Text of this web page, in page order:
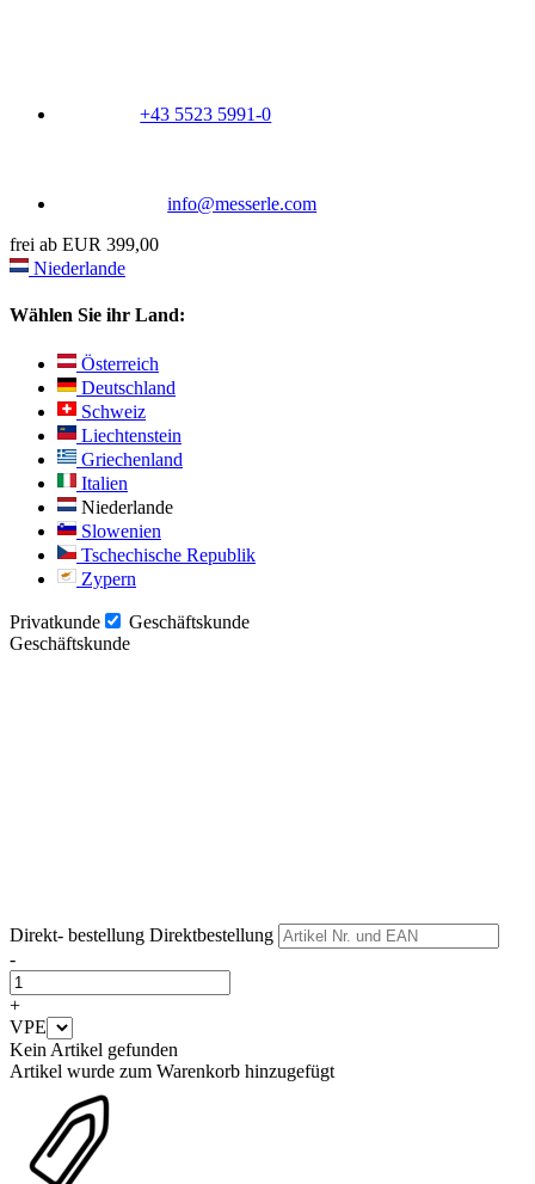
+43 5523 5991-0
info@messerle.com
frei ab EUR 399,00
Niederlande
Wählen Sie ihr Land:
Österreich
Deutschland
Schweiz
Liechtenstein
Griechenland
Italien
Niederlande
Slowenien
Tschechische Republik
Zypern
Privatkunde
Geschäftskunde
Geschäftskunde
Direkt- bestellung Direktbestellung
-
+
VPE
Kein Artikel gefunden
Artikel wurde zum Warenkorb hinzugefügt